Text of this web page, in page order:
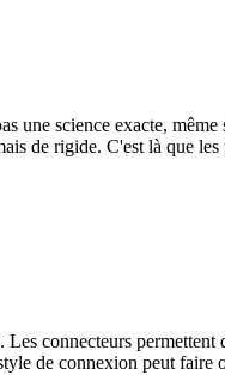
une science exacte,
de rigide. C'est là que
connecteurs permettent
de connexion peut faire